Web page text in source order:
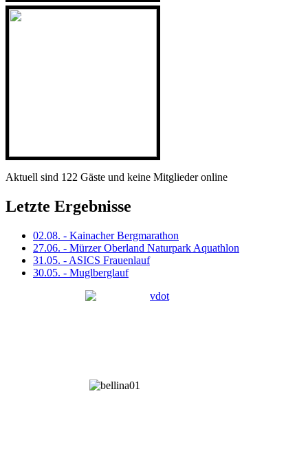
Aktuell sind 122 Gäste und keine Mitglieder online
Letzte Ergebnisse
02.08. - Kainacher Bergmarathon
27.06. - Mürzer Oberland Naturpark Aquathlon
31.05. - ASICS Frauenlauf
30.05. - Muglberglauf